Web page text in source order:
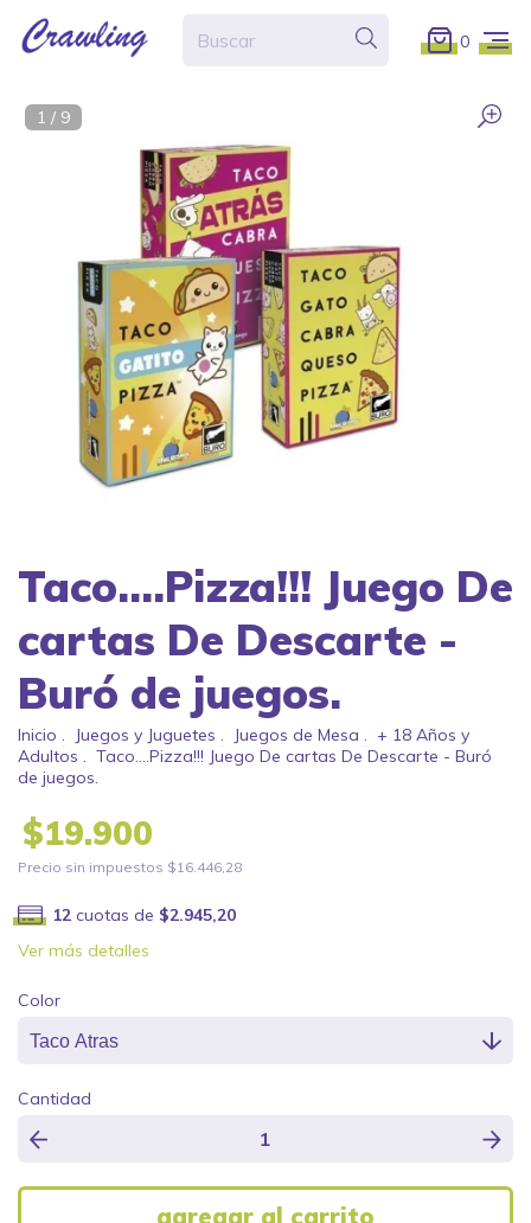
0
Taco....Pizza!!! Juego De
cartas De Descarte -
Buró de juegos.
Inicio Juegos y Juguetes Juegos de Mesa
+ 18 Años y
Adultos
Taco....Pizza!!! Juego De cartas De Descarte - Buró
de juegos.
$19.900
Precio sin impuestos $16.446,28
12cuotas de $2.945,20
Ver más detalles
Color
Cantidad
1 / 9